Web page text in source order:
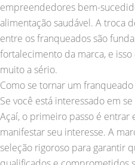
empreendedores bem-
alimentação saudável. A troca
entre os franqueados são
fortalecimento da marca, e isso
muito a sério.
Como se tornar um
Se você está interessado em
Açaí, o primeiro passo é entrar
manifestar seu interesse. A
seleção rigoroso para garantir